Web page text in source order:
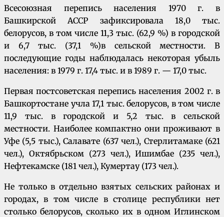
Всесоюзная перепись населения 1970 г. в
Башкирской АССР зафиксировала 18,0 тыс.
белорусов, в том числе 11,3 тыс. (62,9 %) в городской
и 6,7 тыс. (37,1 %)в сельской местности. В
последующие годы наблюдалась некоторая убыль
населения: в 1979 г. 17,4 тыс. и в 1989 г. — 17,0 тыс.
Первая постсоветская перепись населения 2002 г. в
Башкортостане учла 17,1 тыс. белорусов, в том числе
11,9 тыс. в городской и 5,2 тыс. в сельской
местности. Наиболее компактно они проживают в
Уфе (5,5 тыс.), Салавате (637 чел.), Стерлитамаке (621
чел.), Октябрьском (273 чел.), Ишимбае (235 чел.),
Нефтекамске (181 чел.), Кумертау (173 чел.).
Не только в отдельно взятых сельских районах и
городах, в том числе в столице республики нет
столько белорусов, сколько их в одном Иглинском